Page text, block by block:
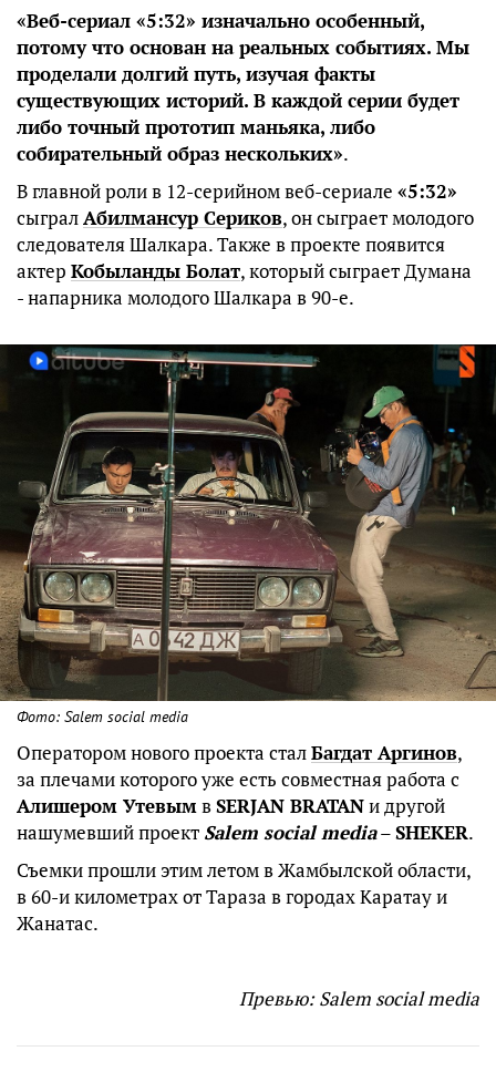
«Веб-сериал «5:32» изначально особенный,
потому что основан на реальных событиях. Мы
проделали долгий путь, изучая факты
существующих историй. В каждой серии будет
либо точный прототип маньяка, либо
собирательный образ нескольких».
В главной роли в 12-серийном веб-сериале «5:32»
сыгралАбилмансур Сериков, он сыграет молодого
следователя Шалкара. Также в проекте появится
актер Кобыланды Болат, который сыграет Думана
- напарника молодого Шалкара в 90-е.
Фото: Salem social media
Оператором нового проекта сталБагдат Аргинов,
за плечами которого уже есть совместная работа с
Алишером УтевымвSERJAN BRATANи другой
нашумевший проект Salem social media–SHEKER.
Съемки прошли этим летом в Жамбылской области,
в 60-и километрах от Тараза в городах Каратау и
Жанатас.
Превью: Salem social media